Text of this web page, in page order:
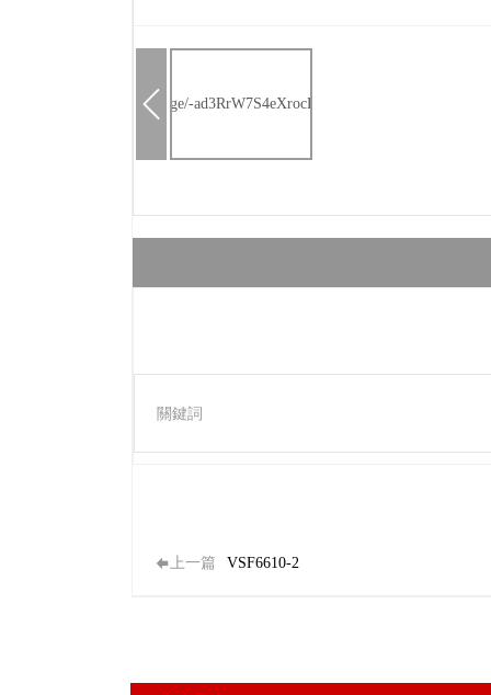
關鍵詞
上一篇 VSF6610-2